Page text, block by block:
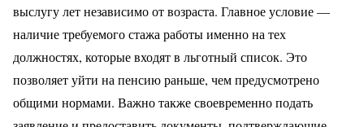
выслугу лет независимо от возраста. Главное условие —
наличие требуемого стажа работы именно на тех
должностях, которые входят в льготный список. Это
позволяет уйти на пенсию раньше, чем предусмотрено
общими нормами. Важно также своевременно подать